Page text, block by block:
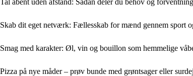
Skab dit eget netværk: Fællesskab for mænd gennem sport
Smag med karakter: Øl, vin og bouillon som hemmelige
Pizza på nye måder – prøv bunde med grøntsager eller surdej